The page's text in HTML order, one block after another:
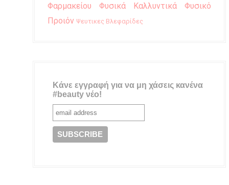
Φαρμακείου
Φυσικά Καλλυντικά
Φυσικό
Προιόν Ψευτικες Βλεφαρίδες
Κάνε εγγραφή για να μη χάσεις κανένα
#beauty νέο!